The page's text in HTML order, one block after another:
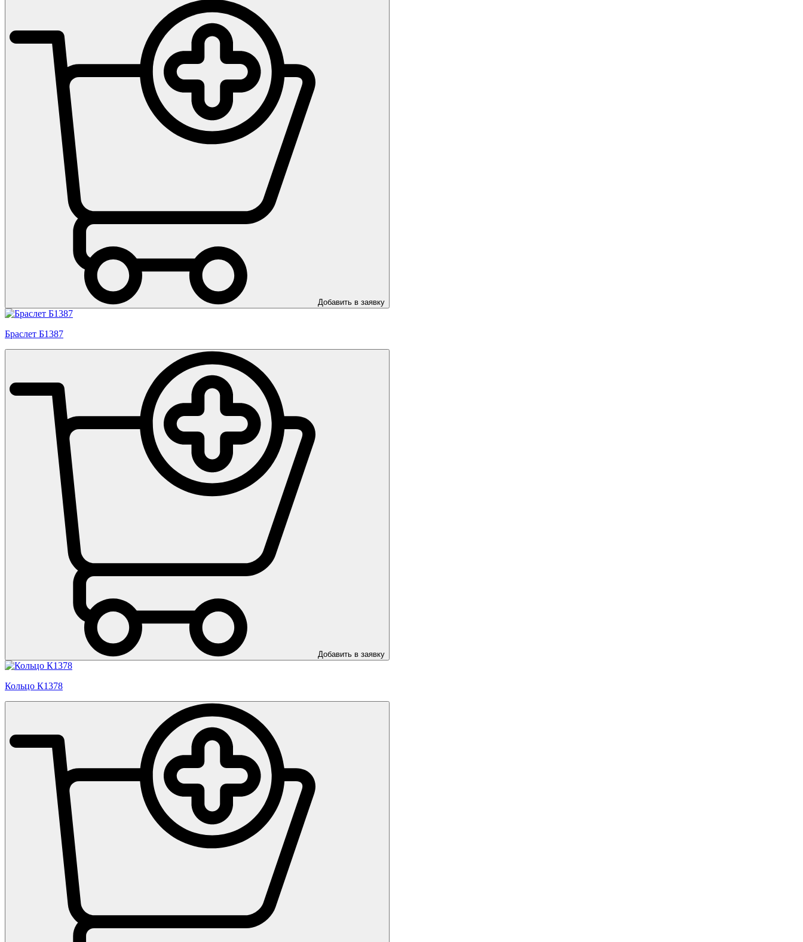
Добавить в заявку
Браслет Б1387
Добавить в заявку
Кольцо К1378